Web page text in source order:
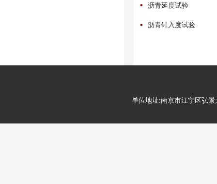
沥青延度试验
沥青针入度试验
单位地址:南京市江宁区弘